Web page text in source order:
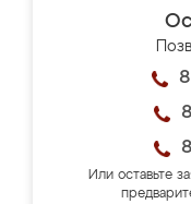
Или оставьте